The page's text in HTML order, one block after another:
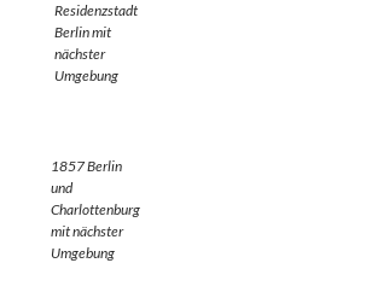
Residenzstadt
Berlin mit
nächster
Umgebung
1857 Berlin
und
Charlottenburg
mit nächster
Umgebung